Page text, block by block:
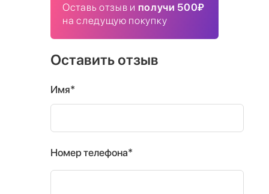
Оставь отзыв и получи 500₽
на следущую покупку
Оставить отзыв
Имя*
Номер телефона*